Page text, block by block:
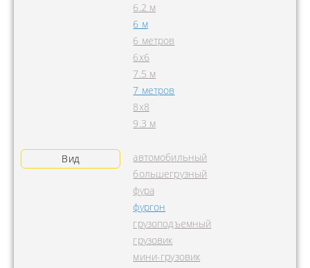
6.2 м
6 м
6 метров
6х6
7.5 м
7 метров
8х8
9.3 м
Вид
автомобильный
большегрузный
фура
фургон
грузоподъемный
грузовик
мини-грузовик